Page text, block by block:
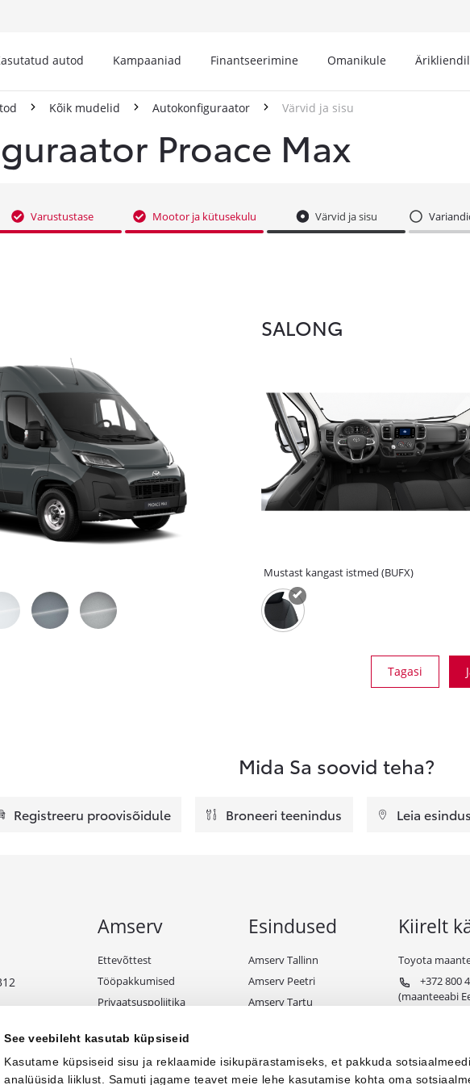
See veebileht kasutab küpsiseid
Kasutame küpsiseid sisu ja reklaamide isikupärastamiseks, et pakkuda
analüüsida liiklust. Samuti jagame teavet meie lehe kasutamise kohta oma
autod Kampaaniad Finantseerimine Omanikule
Kõik mudelid Autokonfiguraator Värvid ja sisu
Proace Max
Varustustase Mootor ja kütusekulu Värvid ja sisu
SALONG
Mustast kangast istmed (BUFX)
Tagasi
Mida Sa soovid teha?
Registreeru proovisõidule Broneeri teenindus Leia esindus
Amserv
Ettevõttest
Tööpakkumised
Privaatsuspoliitika
Kampaaniate tingimused
Esindused
Amserv Tallinn
Amserv Peetri
Amserv Tartu
Amserv Paide
Kiirelt
Toyota
+372 800
(maanteeabi